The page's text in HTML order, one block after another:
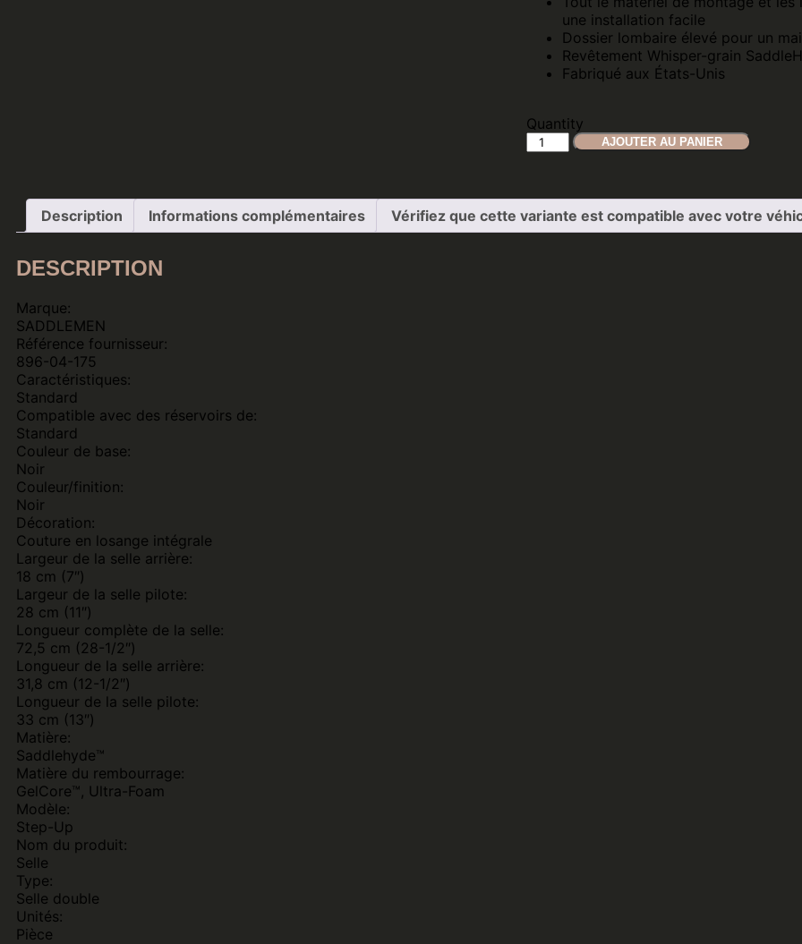
une installation facile
Dossier lombaire élevé pour un
Revêtement Whisper-grain
Fabriqué aux États-Unis
Quantity
AJOUTER AU PANIER
Description Informations complémentaires Vérifiez que cette variante est compatible avec votre
DESCRIPTION
Marque:
SADDLEMEN
Référence fournisseur:
896-04-175
Caractéristiques:
Standard
Compatible avec des réservoirs de:
Standard
Couleur de base:
Noir
Couleur/finition:
Noir
Décoration:
Couture en losange intégrale
Largeur de la selle arrière:
18 cm (7″)
Largeur de la selle pilote:
28 cm (11″)
Longueur complète de la selle:
72,5 cm (28-1/2″)
Longueur de la selle arrière:
31,8 cm (12-1/2″)
Longueur de la selle pilote:
33 cm (13″)
Matière:
Saddlehyde™
Matière du rembourrage:
GelCore™, Ultra-Foam
Modèle:
Step-Up
Nom du produit:
Selle
Type:
Selle double
Unités:
Pièce